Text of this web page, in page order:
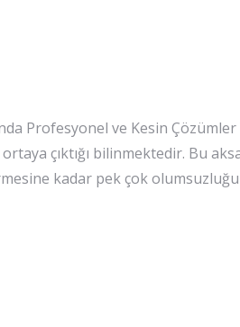
Profesyonel ve Kesin
çıktığı bilinmektedir. Bu
kadar pek çok